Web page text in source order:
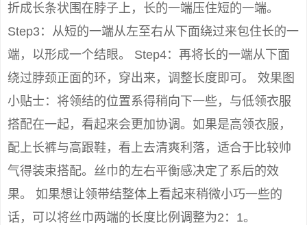
折成长条状围在脖子上，长的一端压住短的一端。
Step3：从短的一端从左至右从下面绕过来包住长的一
端，以形成一个结眼。 Step4：再将长的一端从下面
绕过脖颈正面的环，穿出来，调整长度即可。 效果图
小贴士：将领结的位置系得稍向下一些，与低领衣服
搭配在一起，看起来会更加协调。如果是高领衣服，
配上长裤与高跟鞋，看上去清爽利落，适合于比较帅
气得装束搭配。丝巾的左右平衡感决定了系后的效
果。 如果想让领带结整体上看起来稍微小巧一些的
话，可以将丝巾两端的长度比例调整为2：1。